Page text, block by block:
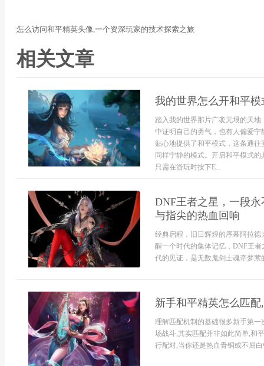
怎么访问和平精英头像,一个资深玩家的技术探索之旅
相关文章
我的世界怎么开和平
踏入我的世界那片广袤无垠的天
中证明自己的勇气，也有人偏爱
贴心地提供了和平模式，这条通
同样宁静的模式。开启和平模式
只需在游玩时按下E...
DNF王者之星，一段
与指尖的热血回响
经典启程，旧日辉煌的序幕阿拉
醒一个时代的集体记忆，DNF王
代的见证，是无数鬼剑士魂牵梦萦
新手和平精英怎么匹
理解匹配机制的基础很多新手第
场战斗,其实匹配并非如此简单,和
行配对,当你还是热血青铜或不屈